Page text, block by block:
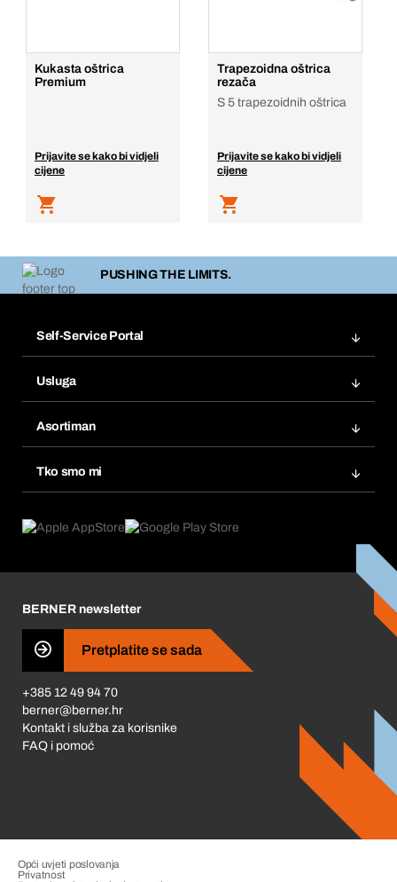
Kukasta oštrica
Premium
Prijavite se kako bi vidjeli
cijene
Trapezoidna oštrica
rezača
S 5 trapezoidnih oštrica
Prijavite se kako bi vidjeli
cijene
PUSHING THE LIMITS.
Self-Service Portal
Popisi želja
Ponovno naručivanje
Pretplate
Usluga
Tražitelji proizvoda
Asortiman
Tko smo mi
Što nas pokreće
Business Conduct
BERNER newsletter
Pretplatite se sada
+385 12 49 94 70
berner@berner.hr
Kontakt i služba za korisnike
FAQ i pomoć
Opći uvjeti poslovanja
Privatnost